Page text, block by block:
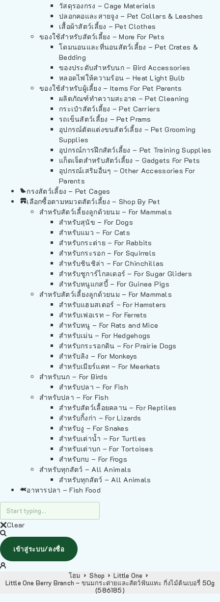
วัสดุรองกรง – Cage Materials
ปลอกคอและสายจูง – Pet Collars & Leashes
เสื้อผ้าสัตว์เลี้ยง – Pet Clothes
ของใช้สำหรับสัตว์เลี้ยง – More For Pets
โดมนอนและที่นอนสัตว์เลี้ยง – Pet Crates &
Bedding
ของประดับสำหรับนก – Bird Accessories
หลอดไฟให้ความร้อน – Heat Light Bulb
ของใช้สำหรับผู้เลี้ยง – Items For Pet Parents
ผลิตภัณฑ์ทำความสะอาด – Pet Cleaning
กระเป๋าสัตว์เลี้ยง – Pet Carriers
รถเข็นสัตว์เลี้ยง – Pet Prams
อุปกรณ์ตัดแต่งขนสัตว์เลี้ยง – Pet Grooming
Supplies
อุปกรณ์การฝึกสัตว์เลี้ยง – Pet Training Supplies
แก็ดเจ็ตสำหรับสัตว์เลี้ยง – Gadgets For Pets
อุปกรณ์เสริมอื่นๆ – Other Accessories For
Parents
กรงสัตว์เลี้ยง – Pet Cages
เลือกซื้อตามหมวดสัตว์เลี้ยง – Shop By Pet
สำหรับสัตว์เลี้ยงลูกด้วยนม – For Mammals
สำหรับสุนัข – For Dogs
สำหรับแมว – For Cats
สำหรับกระต่าย – For Rabbits
สำหรับกระรอก – For Squirrels
สำหรับชินชิล่า – For Chinchillas
สำหรับชูการ์ไกลเดอร์ – For Sugar Gliders
สำหรับหนูแกสบี้ – For Guinea Pigs
สำหรับสัตว์เลี้ยงลูกด้วยนม – For Mammals
สำหรับแฮมสเตอร์ – For Hamsters
สำหรับเฟอเรท – For Ferrets
สำหรับหนู – For Rats and Mice
สำหรับเม่น – For Hedgehogs
สำหรับกระรอกดิน – For Prairie Dogs
สำหรับลิง – For Monkeys
สำหรับเมียร์แคท – For Meerkats
สำหรับนก – For Birds
สำหรับปลา – For Fish
สำหรับปลา – For Fish
สำหรับสัตว์เลื้อยคลาน – For Reptiles
สำหรับกิ้งก่า – For Lizards
สำหรับงู – For Snakes
สำหรับเต่าน้ำ – For Turtles
สำหรับเต่าบก – For Tortoises
สำหรับกบ – For Frogs
สำหรับทุกสัตว์ – All Animals
สำหรับทุกสัตว์ – All Animals
อาหารปลา – Fish Food
Clear
เข้าสู่ระบบ/ลงชื่อ
โฮม Shop
Little One
Little One Berry Branch – ขนมกระต่ายและสัตว์ฟันแทะ กิ่งไม้ต้นเบอรี่ 50g
(586185)